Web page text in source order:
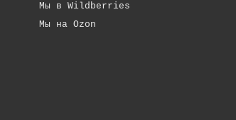
Мы в Wildberries
Мы на Ozon